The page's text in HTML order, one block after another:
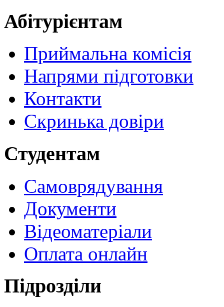
Абітурієнтам
Приймальна комісія
Напрями підготовки
Контакти
Скринька довіри
Студентам
Самоврядування
Документи
Відеоматеріали
Оплата онлайн
Підрозділи